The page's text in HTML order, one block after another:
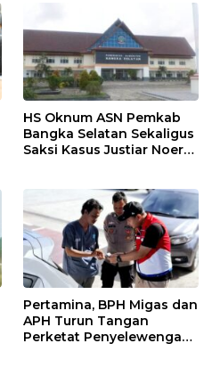
HS Oknum ASN Pemkab
Bangka Selatan Sekaligus
Saksi Kasus Justiar Noer
Pertamina, BPH Migas dan
APH Turun Tangan
Perketat Penyelewengan